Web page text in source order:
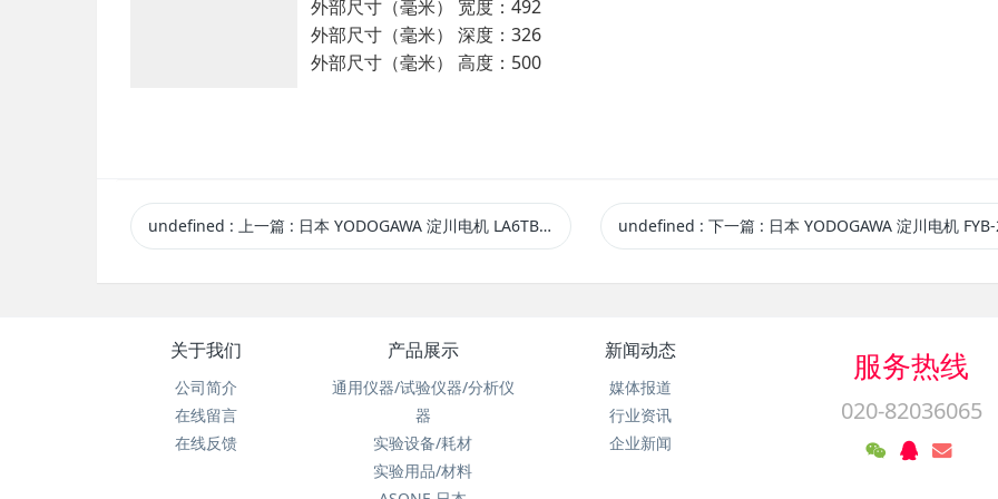
外部尺寸（毫米） 宽度：492
外部尺寸（毫米） 深度：326
外部尺寸（毫米） 高度：500
undefined : 上一篇 : 日本 YODOGAWA 淀川电机 LA6TBP 电动鼓风机 原装进口【藤野贸易】 undefined : 下一篇 : 日本 YODOGAWA 淀川电机 FYB-255TH 60HZ 带集尘器打磨机 原装进口【藤野贸
关于我们
公司简介
在线留言
在线反馈
产品展示
通用仪器/试验仪器/分析仪
器
实验设备/耗材
实验用品/材料
新闻动态
媒体报道
行业资讯
企业新闻
服务热线
020-82036065